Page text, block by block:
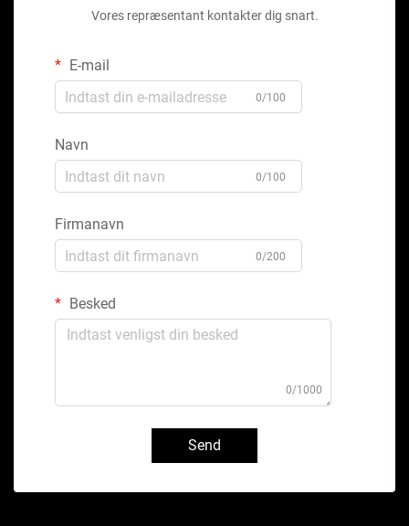
Vores repræsentant kontakter dig snart.
E-mail
0/100
Navn
0/100
Firmanavn
0/200
Besked
0/1000
Send